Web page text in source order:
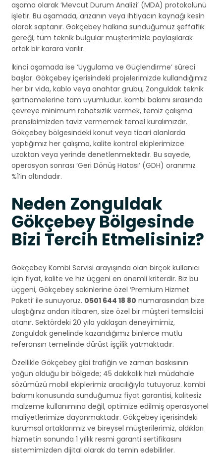
aşama olarak ‘Mevcut Durum Analizi’ (MDA) protokolünü
işletir. Bu aşamada, arızanın veya ihtiyacın kaynağı kesin
olarak saptanır. Gökçebey halkına sunduğumuz şeffaflık
gereği, tüm teknik bulgular müşterimizle paylaşılarak
ortak bir karara varılır.
İkinci aşamada ise ‘Uygulama ve Güçlendirme’ süreci
başlar. Gökçebey içerisindeki projelerimizde kullandığımız
her bir vida, kablo veya anahtar grubu, Zonguldak teknik
şartnamelerine tam uyumludur. kombi bakımı sırasında
çevreye minimum rahatsızlık vermek, temiz çalışma
prensibimizden taviz vermemek temel kuralımızdır.
Gökçebey bölgesindeki konut veya ticari alanlarda
yaptığımız her çalışma, kalite kontrol ekiplerimizce
uzaktan veya yerinde denetlenmektedir. Bu sayede,
operasyon sonrası ‘Geri Dönüş Hatası’ (GDH) oranımız
%1’in altındadır.
Neden Zonguldak
Gökçebey Bölgesinde
Bizi Tercih Etmelisiniz?
Gökçebey Kombi Servisi arayışında olan birçok kullanıcı
için fiyat, kalite ve hız üçgeni en önemli kriterdir. Biz bu
üçgeni, Gökçebey sakinlerine özel ‘Premium Hizmet
Paketi’ ile sunuyoruz. 0501 644 18 80 numarasından bize
ulaştığınız andan itibaren, size özel bir müşteri temsilcisi
atanır. Sektördeki 20 yıla yaklaşan deneyimimiz,
Zonguldak genelinde kazandığımız binlerce mutlu
referansın temelinde dürüst işçilik yatmaktadır.
Özellikle Gökçebey gibi trafiğin ve zaman baskısının
yoğun olduğu bir bölgede; 45 dakikalık hızlı müdahale
sözümüzü mobil ekiplerimiz aracılığıyla tutuyoruz. kombi
bakımı konusunda sunduğumuz fiyat garantisi, kalitesiz
malzeme kullanımına değil, optimize edilmiş operasyonel
maliyetlerimize dayanmaktadır. Gökçebey içerisindeki
kurumsal ortaklarımız ve bireysel müşterilerimiz, aldıkları
hizmetin sonunda 1 yıllık resmi garanti sertifikasını
sistemimizden dijital olarak da temin edebilirler.